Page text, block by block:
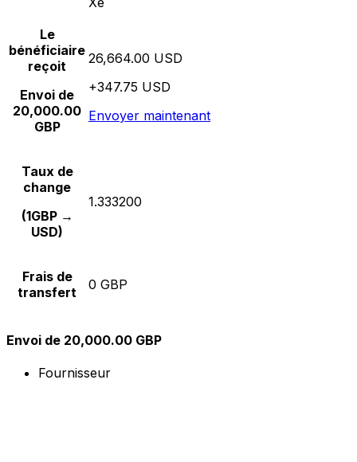
Le
bénéficiaire
reçoit
Envoi de
20,000.00
GBP
26,664.00 USD
+347.75 USD
Envoyer maintenant
Taux de
change
(1GBP →
USD)
1.333200
Frais de
transfert
0 GBP
Envoi de 20,000.00 GBP
Fournisseur